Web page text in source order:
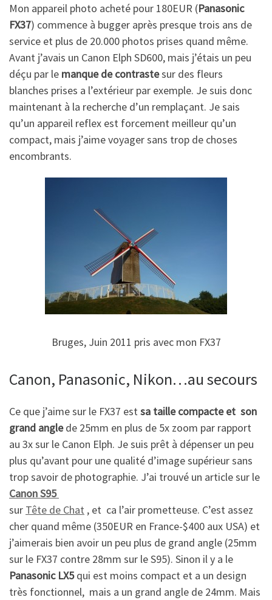
Mon appareil photo acheté pour 180EUR (Panasonic
FX37) commence à bugger après presque trois ans de
service et plus de 20.000 photos prises quand même.
Avant j’avais un Canon Elph SD600, mais j’étais un peu
déçu par le manque de contrastesur des fleurs
blanches prises a l’extérieur par exemple. Je suis donc
maintenant à la recherche d’un remplaçant. Je sais
qu’un appareil reflex est forcement meilleur qu’un
compact, mais j’aime voyager sans trop de choses
encombrants.
Bruges, Juin 2011 pris avec mon FX37
Canon, Panasonic, Nikon…au secours
Ce que j’aime sur le FX37 estsa taille compacte et son
grand anglede 25mm en plus de 5x zoom par rapport
au 3x sur le Canon Elph. Je suis prêt à dépenser un peu
plus qu’avant pour une qualité d’image supérieur sans
trop savoir de photographie. J’ai trouvé un article sur le
Canon S95
sur Tête de Chat , et ca l’air prometteuse. C’est assez
cher quand même (350EUR en France-$400 aux USA) et
j’aimerais bien avoir un peu plus de grand angle (25mm
sur le FX37 contre 28mm sur le S95). Sinon il y a le
Panasonic LX5qui est moins compact et a un design
très fonctionnel, mais a un grand angle de 24mm. Mais